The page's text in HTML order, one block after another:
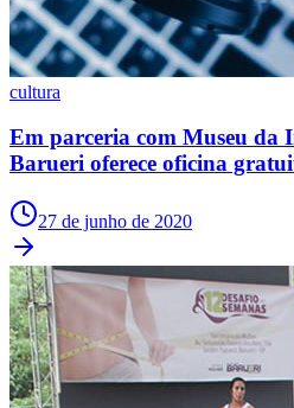
Ceará
cultura
Em parceria com Museu da
Barueri oferece oficina
27 de junho de 2020